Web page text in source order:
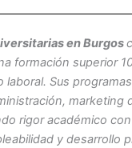
en Burgos
formación superior
laboral. Sus
marketing
rigor académico
y desarrollo